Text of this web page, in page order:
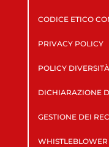
CODICE ETICO
PRIVACY POLICY
POLICY DIVERSITÀ
DICHIARAZIONE
GESTIONE DEI